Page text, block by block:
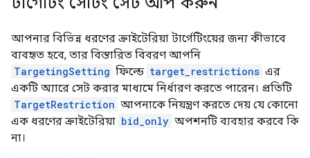
আপনার বিভিন্ন ধরণের ক্রাইটেরিয়া টার্গেটিংয়ের জন্য কীভাবে
ব্যবহৃত হবে, তার বিস্তারিত বিবরণ আপনি
TargetingSetting ফিল্ডে target_restrictions এর
একটি অ্যারে সেট করার মাধ্যমে নির্ধারণ করতে পারেন। প্রতিটি
TargetRestriction আপনাকে নিয়ন্ত্রণ করতে দেয় যে কোনো
এক ধরণের ক্রাইটেরিয়া bid_only অপশনটি ব্যবহার করবে কি
না।